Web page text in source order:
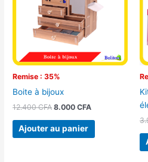
Remise : 35%
Boite à bijoux
12.400CFA 8.000CFA
Ajouter au panier